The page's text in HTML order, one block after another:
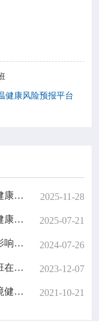
健康风险预报平台
中国疾控中心环境所赴川开展环境健康风险评估适宜技术应用试点与高温健康风险预报预警工作调研 2025-11-28
中国疾控中心环境所来川开展环境健康风险评估制度建设专题调研 2025-07-21
2024年四川省室内外环境人群健康影响监测培训班顺利举办 2024-07-26
四川省环境健康风险评估技术培训班在成都市顺利举办 2023-12-07
四川省疾控中心顺利举办2021年环境健康风险评估暨AQHI发布试点工作推进会 2021-10-21